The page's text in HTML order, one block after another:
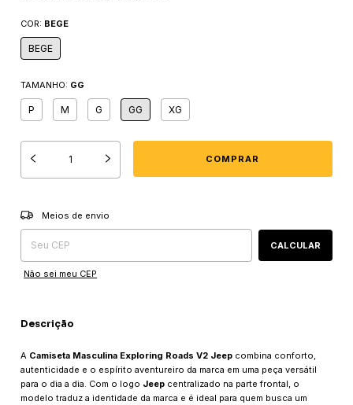
COR: BEGE
BEGE
TAMANHO: GG
P M G GG XG
Entregas para o CEP:
Meios de envio
CALCULAR
Não sei meu CEP
Descrição
A Camiseta Masculina Exploring Roads V2 Jeep combina conforto,
autenticidade e o espírito aventureiro da marca em uma peça versátil
para o dia a dia. Com o logo Jeep centralizado na parte frontal, o
modelo traduz a identidade da marca e é ideal para quem busca um